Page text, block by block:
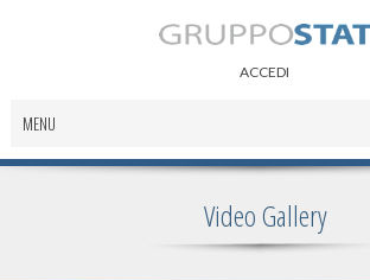
ACCEDI
MENU
Video Gallery